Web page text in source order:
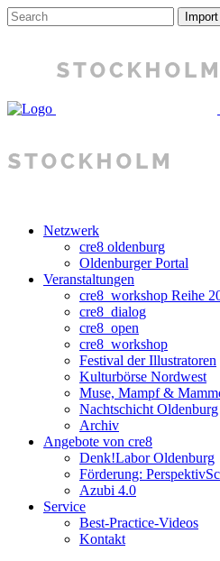
Netzwerk
cre8 oldenburg
Oldenburger Portal
Veranstaltungen
cre8_workshop Reihe
cre8_dialog
cre8_open
cre8_workshop
Festival der Illustratoren
Kulturbörse Nordwest
Muse, Mampf &
Nachtschicht Oldenburg
Archiv
Angebote von cre8
Denk!Labor Oldenburg
Förderung:
Azubi 4.0
Service
Best-Practice-Videos
Kontakt